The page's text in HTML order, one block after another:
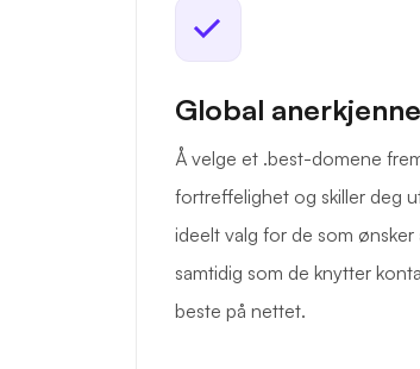
Global
Å velge et .best-domene
fortreffelighet og skiller deg
ideelt valg for de som
samtidig som de knytter
beste på nettet.